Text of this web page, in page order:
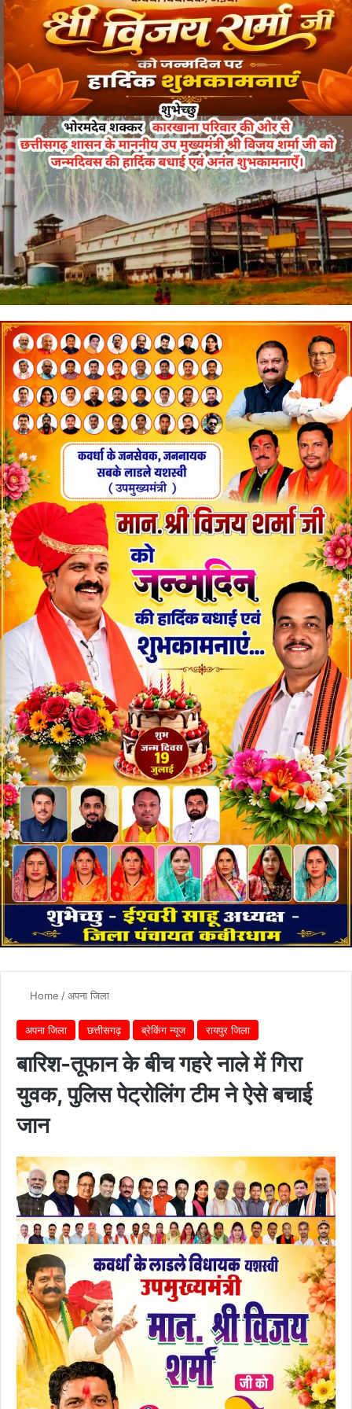
Home /अपना जिला
अपना जिला छत्तीसगढ़ ब्रेकिंग न्यूज रायपुर जिला
बारिश-तूफान के बीच गहरे नाले में गिरा
युवक, पुलिस पेट्रोलिंग टीम ने ऐसे बचाई
जान